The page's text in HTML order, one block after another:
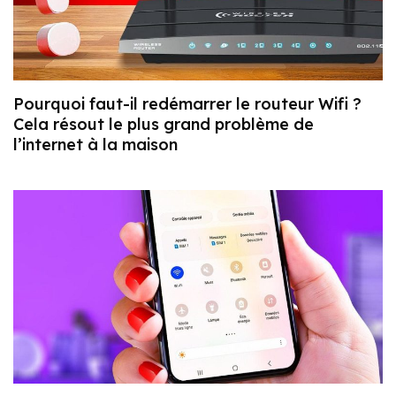
Pourquoi faut-il redémarrer le routeur Wifi ?
Cela résout le plus grand problème de
l’internet à la maison